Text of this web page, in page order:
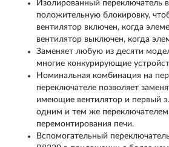
Изолированный переключатель
положительную блокировку,
вентилятор включен, когда
вентилятор выключен, когда
Заменяет любую из десяти
многие конкурирующие
Номинальная комбинация на
переключателе позволяет
имеющие вентилятор и первый
одним и тем же
перемонтирования печи.
Вспомогательный